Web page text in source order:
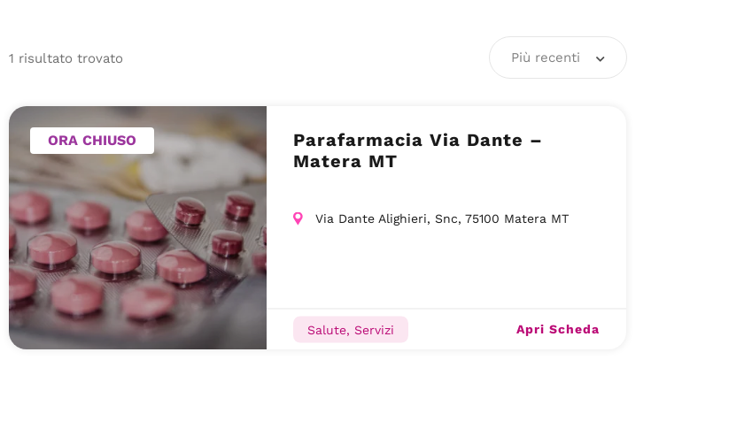
1 risultato trovato Più recenti
ORA CHIUSO
Parafarmacia Via Dante –
Matera MT
Via Dante Alighieri, Snc, 75100 Matera MT
Salute, Servizi Apri Scheda